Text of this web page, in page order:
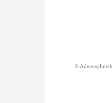
سيتم امداد الكلب المصاب بمضادات الالتهاب وعوامل حماية الكبد مثل حمض أورسوديوكسيكوليك و S-Adenosylmethionine (SAM-e).